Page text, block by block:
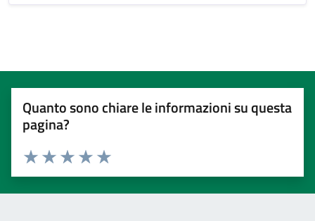
Quanto sono chiare le informazioni su questa
pagina?
Valuta 5 stelle su 5
Valuta 4 stelle su 5
Valuta 3 stelle su 5
Valuta 2 stelle su 5
Valuta 1 stelle su 5